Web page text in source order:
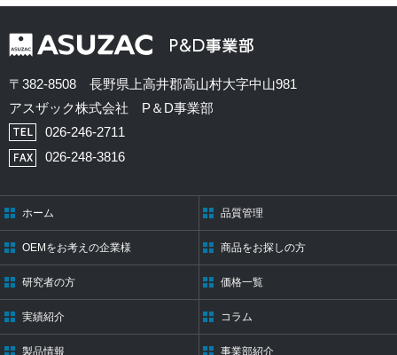
〒382-8508 長野県上高井郡高山村大字中山981
アスザック株式会社 P＆D事業部
026-246-2711
026-248-3816
ホーム 品質管理
OEMをお考えの企業様 商品をお探しの方
研究者の方 価格一覧
実績紹介 コラム
製品情報 事業部紹介